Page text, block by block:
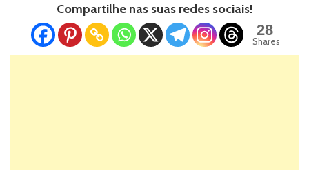
Compartilhe nas suas redes sociais!
28
Shares